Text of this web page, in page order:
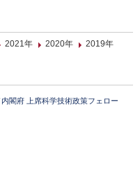
2021年 2020年 2019年
閣府 上席科学技術政策フェロー